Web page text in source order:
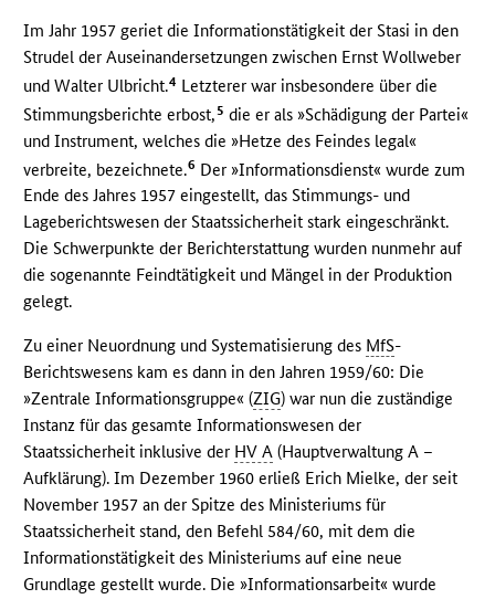
Im Jahr 1957 geriet die Informationstätigkeit der Stasi in den
Strudel der Auseinandersetzungen zwischen Ernst Wollweber
und Walter Ulbricht.4 Letzterer war insbesondere über die
Stimmungsberichte erbost, 5 die er als »Schädigung der Partei«
und Instrument, welches die »Hetze des Feindes legal«
verbreite, bezeichnete.6 Der »Informationsdienst« wurde zum
Ende des Jahres 1957 eingestellt, das Stimmungs- und
Lageberichtswesen der Staatssicherheit stark eingeschränkt.
Die Schwerpunkte der Berichterstattung wurden nunmehr auf
die sogenannte Feindtätigkeit und Mängel in der Produktion
gelegt.
Zu einer Neuordnung und Systematisierung des MfS-
Berichtswesens kam es dann in den Jahren 1959/60: Die
»Zentrale Informationsgruppe« (ZIG) war nun die zuständige
Instanz für das gesamte Informationswesen der
Staatssicherheit inklusive der HV A (Hauptverwaltung A –
Aufklärung). Im Dezember 1960 erließ Erich Mielke, der seit
November 1957 an der Spitze des Ministeriums für
Staatssicherheit stand, den Befehl 584/60, mit dem die
Informationstätigkeit des Ministeriums auf eine neue
Grundlage gestellt wurde. Die »Informationsarbeit« wurde